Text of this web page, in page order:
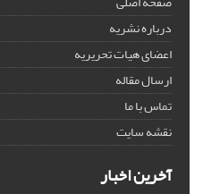
درباره نشریه
اعضای هیات تحریریه
ارسال مقاله
تماس با ما
نقشه سایت
آخرین اخبار